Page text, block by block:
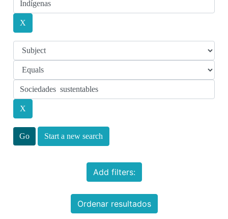
Start a new search
Add filters:
Ordenar resultados